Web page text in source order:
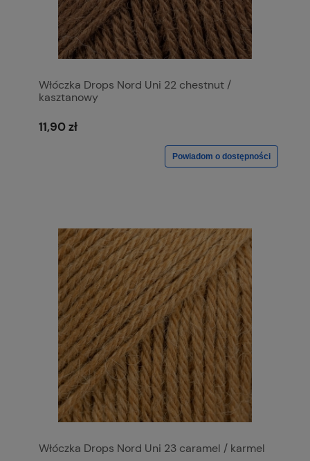
Włóczka Drops Nord Uni 22 chestnut /
kasztanowy
11,90 zł
Powiadom o dostępności
Włóczka Drops Nord Uni 23 caramel / karmel